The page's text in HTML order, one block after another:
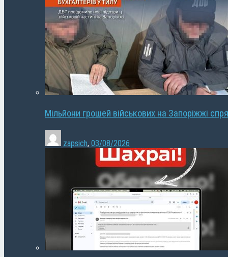
Мільйони грошей військових на Запоріжжі
zapsich, 03/08/2026